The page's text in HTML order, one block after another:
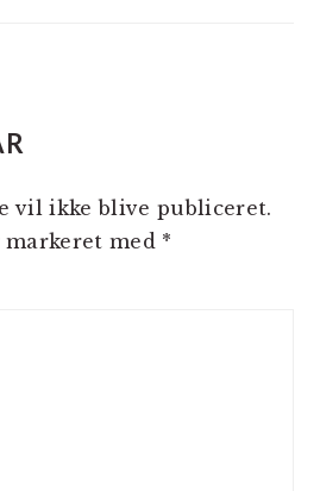
vil ikke blive publiceret.
med *